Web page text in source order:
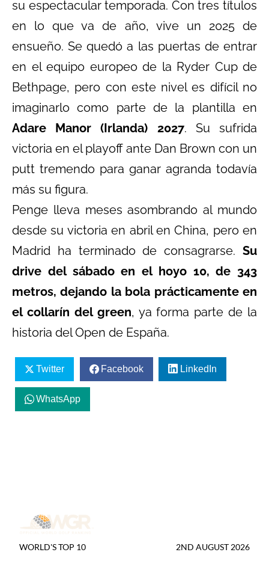
su espectacular temporada. Con tres títulos
en lo que va de año, vive un 2025 de
ensueño. Se quedó a las puertas de entrar
en el equipo europeo de la Ryder Cup de
Bethpage, pero con este nivel es difícil no
imaginarlo como parte de la plantilla en
Adare Manor (Irlanda) 2027. Su sufrida
victoria en el playoff ante Dan Brown con un
putt tremendo para ganar agranda todavía
más su figura.
Penge lleva meses asombrando al mundo
desde su victoria en abril en China, pero en
Madrid ha terminado de consagrarse. Su
drive del sábado en el hoyo 10, de 343
metros, dejando la bola prácticamente en
el collarín del green, ya forma parte de la
historia del Open de España.
Twitter Facebook LinkedIn
WhatsApp